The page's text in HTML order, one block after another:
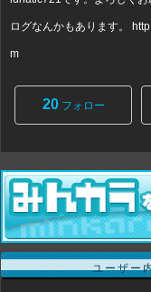
ログなんかもあります。
m
20フォロー
ユーザー